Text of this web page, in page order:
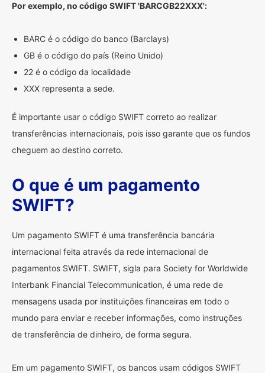
Por exemplo, no código SWIFT 'BARCGB22XXX':
BARC é o código do banco (Barclays)
GB é o código do país (Reino Unido)
22 é o código da localidade
XXX representa a sede.
É importante usar o código SWIFT correto ao realizar
transferências internacionais, pois isso garante que os fundos
cheguem ao destino correto.
O que é um pagamento
SWIFT?
Um pagamento SWIFT é uma transferência bancária
internacional feita através da rede internacional de
pagamentos SWIFT. SWIFT, sigla para Society for Worldwide
Interbank Financial Telecommunication, é uma rede de
mensagens usada por instituições financeiras em todo o
mundo para enviar e receber informações, como instruções
de transferência de dinheiro, de forma segura.
Em um pagamento SWIFT, os bancos usam códigos SWIFT